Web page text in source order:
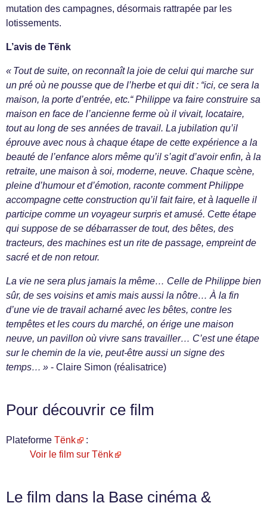
mutation des campagnes, désormais rattrapée par les
lotissements.
L’avis de Tënk
« Tout de suite, on reconnaît la joie de celui qui marche sur
un pré où ne pousse que de l’herbe et qui dit : “ici, ce sera la
maison, la porte d’entrée, etc.“ Philippe va faire construire sa
maison en face de l’ancienne ferme où il vivait, locataire,
tout au long de ses années de travail. La jubilation qu’il
éprouve avec nous à chaque étape de cette expérience a la
beauté de l’enfance alors même qu’il s’agit d’avoir enfin, à la
retraite, une maison à soi, moderne, neuve. Chaque scène,
pleine d’humour et d’émotion, raconte comment Philippe
accompagne cette construction qu’il fait faire, et à laquelle il
participe comme un voyageur surpris et amusé. Cette étape
qui suppose de se débarrasser de tout, des bêtes, des
tracteurs, des machines est un rite de passage, empreint de
sacré et de non retour.
La vie ne sera plus jamais la même… Celle de Philippe bien
sûr, de ses voisins et amis mais aussi la nôtre… À la fin
d’une vie de travail acharné avec les bêtes, contre les
tempêtes et les cours du marché, on érige une maison
neuve, un pavillon où vivre sans travailler… C’est une étape
sur le chemin de la vie, peut-être aussi un signe des
temps… » - Claire Simon (réalisatrice)
Pour découvrir ce film
Plateforme Tënk
:
Voir le film sur Tënk
Le film dans la Base cinéma &